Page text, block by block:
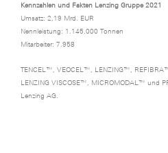
Kennzahlen und Fakten Lenzing Gruppe 2021
Umsatz: 2,19 Mrd. EUR
Nennleistung: 1.145.000 Tonnen
Mitarbeiter: 7.958
TENCEL™, VEOCEL™, LENZING™,
LENZING VISCOSE™, MICROMODAL™ und
Lenzing AG.